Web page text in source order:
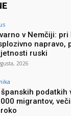
v Nemčiji:
napravo,
ruski
2026
španskih podatkih
migrantov,